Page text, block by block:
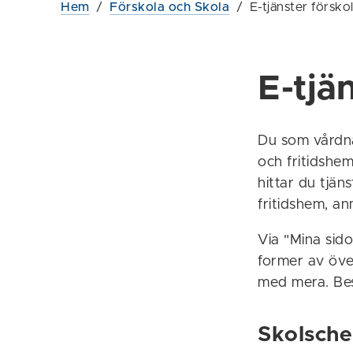
Hem / Förskola och Skola / E-tjänster
E-
Du som
och
hittar du
fritidshem,
Via "Mina
former av
med mera.